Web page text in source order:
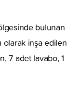
bulunan
olarak inşa edilen
7 adet lavabo, 1